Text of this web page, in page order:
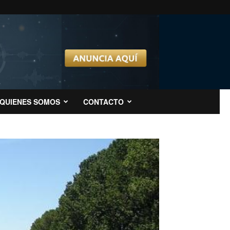
QUIENES SOMOS CONTACTO